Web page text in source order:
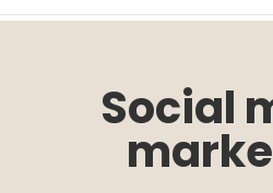
Social